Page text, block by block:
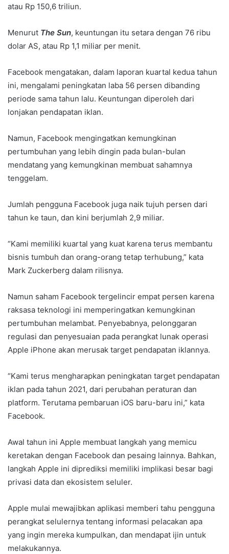
atau Rp 150,6 triliun.
Menurut The Sun, keuntungan itu setara dengan 76 ribu
dolar AS, atau Rp 1,1 miliar per menit.
Facebook mengatakan, dalam laporan kuartal kedua tahun
ini, mengalami peningkatan laba 56 persen dibanding
periode sama tahun lalu. Keuntungan diperoleh dari
lonjakan pendapatan iklan.
Namun, Facebook mengingatkan kemungkinan
pertumbuhan yang lebih dingin pada bulan-bulan
mendatang yang kemungkinan membuat sahamnya
tenggelam.
Jumlah pengguna Facebook juga naik tujuh persen dari
tahun ke taun, dan kini berjumlah 2,9 miliar.
“Kami memiliki kuartal yang kuat karena terus membantu
bisnis tumbuh dan orang-orang tetap terhubung,” kata
Mark Zuckerberg dalam rilisnya.
Namun saham Facebook tergelincir empat persen karena
raksasa teknologi ini memperingatkan kemungkinan
pertumbuhan melambat. Penyebabnya, pelonggaran
regulasi dan penyesuaian pada perangkat lunak operasi
Apple iPhone akan merusak target pendapatan iklannya.
“Kami terus mengharapkan peningkatan target pendapatan
iklan pada tahun 2021, dari perubahan peraturan dan
platform. Terutama pembaruan iOS baru-baru ini,” kata
Facebook.
Awal tahun ini Apple membuat langkah yang memicu
keretakan dengan Facebook dan pesaing lainnya. Bahkan,
langkah Apple ini diprediksi memiliki implikasi besar bagi
privasi data dan ekosistem seluler.
Apple mulai mewajibkan aplikasi memberi tahu pengguna
perangkat selulernya tentang informasi pelacakan apa
yang ingin mereka kumpulkan, dan mendapat ijin untuk
melakukannya.